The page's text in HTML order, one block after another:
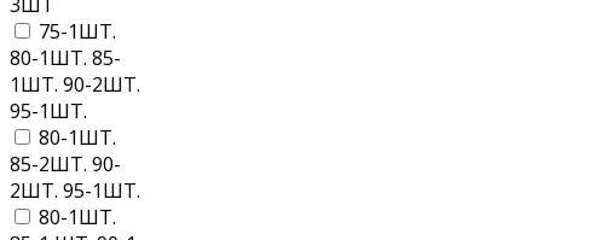
3ШТ
75-1ШТ.
80-1ШТ. 85-
1ШТ. 90-2ШТ.
95-1ШТ.
80-1ШТ.
85-2ШТ. 90-
2ШТ. 95-1ШТ.
80-1ШТ.